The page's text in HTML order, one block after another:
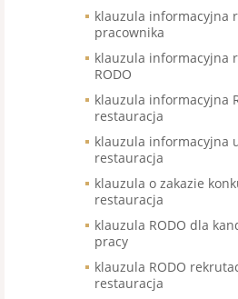
klauzula informacyjna
pracownika
klauzula informacyjna
RODO
klauzula informacyjna
restauracja
klauzula informacyjna
restauracja
klauzula o zakazie
restauracja
klauzula RODO dla
pracy
klauzula RODO
restauracja